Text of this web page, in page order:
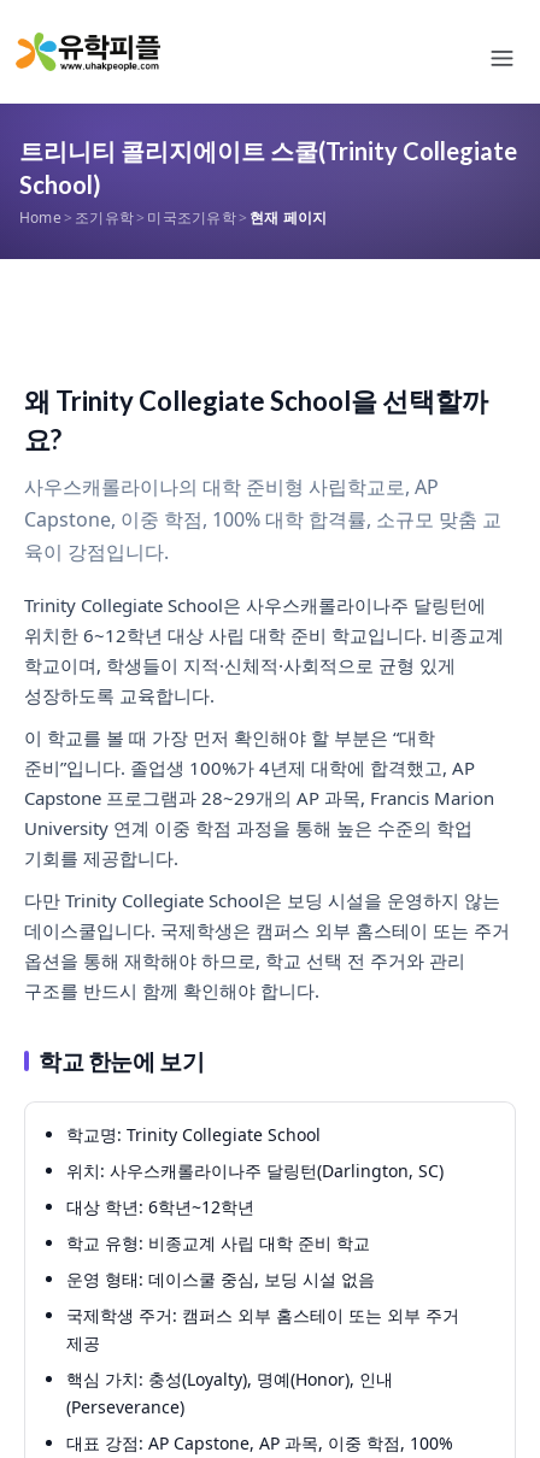
트리니티 콜리지에이트 스쿨(Trinity Collegiate
School)
Home> 조기유학> 미국조기유학> 현재 페이지
왜 Trinity Collegiate School을 선택할까
요?
사우스캐롤라이나의 대학 준비형 사립학교로, AP
Capstone, 이중 학점, 100% 대학 합격률, 소규모 맞춤 교
육이 강점입니다.
Trinity Collegiate School은 사우스캐롤라이나주 달링턴에
위치한 6~12학년 대상 사립 대학 준비 학교입니다. 비종교계
학교이며, 학생들이 지적·신체적·사회적으로 균형 있게
성장하도록 교육합니다.
이 학교를 볼 때 가장 먼저 확인해야 할 부분은 “대학
준비”입니다. 졸업생 100%가 4년제 대학에 합격했고, AP
Capstone 프로그램과 28~29개의 AP 과목, Francis Marion
University 연계 이중 학점 과정을 통해 높은 수준의 학업
기회를 제공합니다.
다만 Trinity Collegiate School은 보딩 시설을 운영하지 않는
데이스쿨입니다. 국제학생은 캠퍼스 외부 홈스테이 또는 주거
옵션을 통해 재학해야 하므로, 학교 선택 전 주거와 관리
구조를 반드시 함께 확인해야 합니다.
학교 한눈에 보기
학교명: Trinity Collegiate School
위치: 사우스캐롤라이나주 달링턴(Darlington, SC)
대상 학년: 6학년~12학년
학교 유형: 비종교계 사립 대학 준비 학교
운영 형태: 데이스쿨 중심, 보딩 시설 없음
국제학생 주거: 캠퍼스 외부 홈스테이 또는 외부 주거
제공
핵심 가치: 충성(Loyalty), 명예(Honor), 인내
(Perseverance)
대표 강점: AP Capstone, AP 과목, 이중 학점, 100%